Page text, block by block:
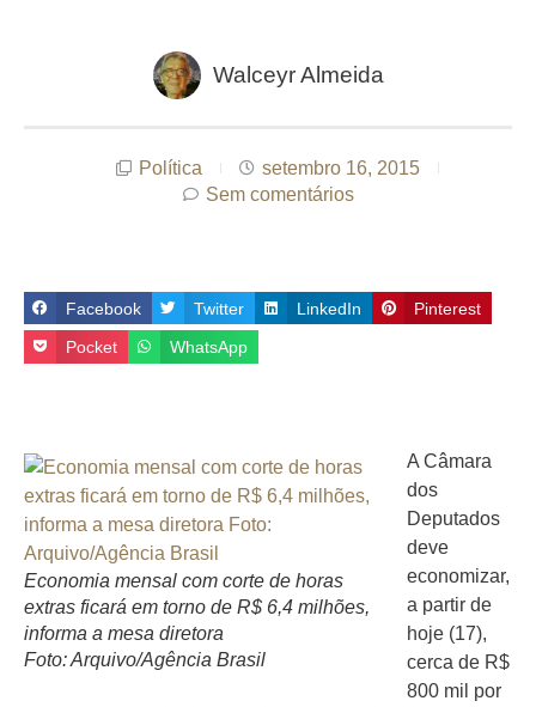
Walceyr Almeida
Política
setembro 16, 2015
Sem comentários
Facebook Twitter LinkedIn Pinterest
Pocket WhatsApp
Economia mensal com corte de horas
extras ficará em torno de R$ 6,4 milhões,
informa a mesa diretora
Foto: Arquivo/Agência Brasil
A Câmara
dos
Deputados
deve
economizar,
a partir de
hoje (17),
cerca de R$
800 mil por